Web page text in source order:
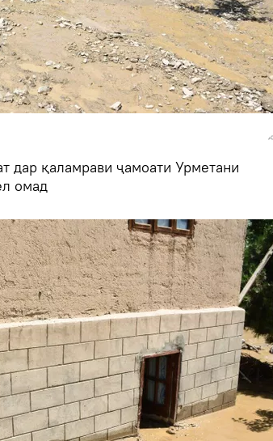
дар қаламрави ҷамоати Урметани
омад